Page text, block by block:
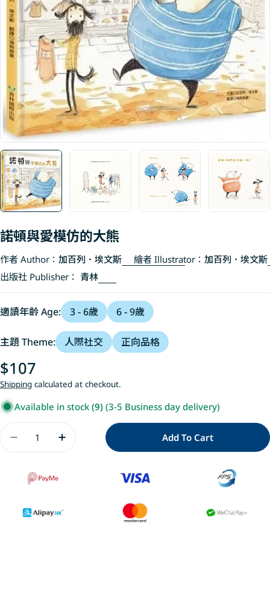
Open media 0 in modal
諾頓與愛模仿的大熊
作者 Author： 加百列．埃文斯 繪者 Illustrator： 加百列．埃文斯
出版社 Publisher： 青林
適讀年齡 Age: 3 - 6歲 6 - 9歲
主題 Theme: 人際社交 正向品格
Regular
price
$107
Shipping calculated at checkout.
Available in stock (9) (3-5 Business day delivery)
Decrease Quantity For 諾頓與愛模仿的大熊
Increase Quantity For 諾頓與愛模仿的大
Add To Cart